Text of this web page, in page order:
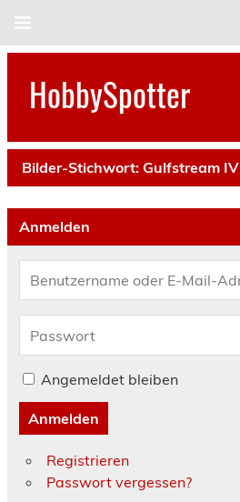
HobbySpotter
Bilder-Stichwort: Gulfstream IV
Anmelden
Angemeldet bleiben
Anmelden
Registrieren
Passwort vergessen?